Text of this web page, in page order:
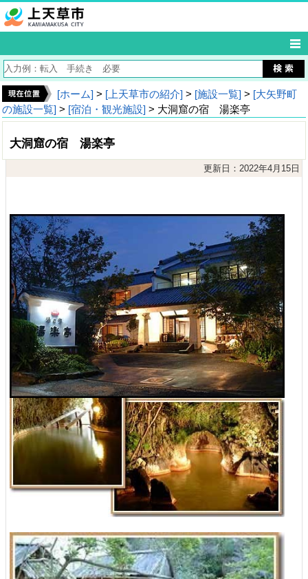
[ホーム] > [上天草市の紹介] > [施設一覧] > [大矢野町
の施設一覧] > [宿泊・観光施設] > 大洞窟の宿 湯楽亭
大洞窟の宿 湯楽亭
更新日：2022年4月15日